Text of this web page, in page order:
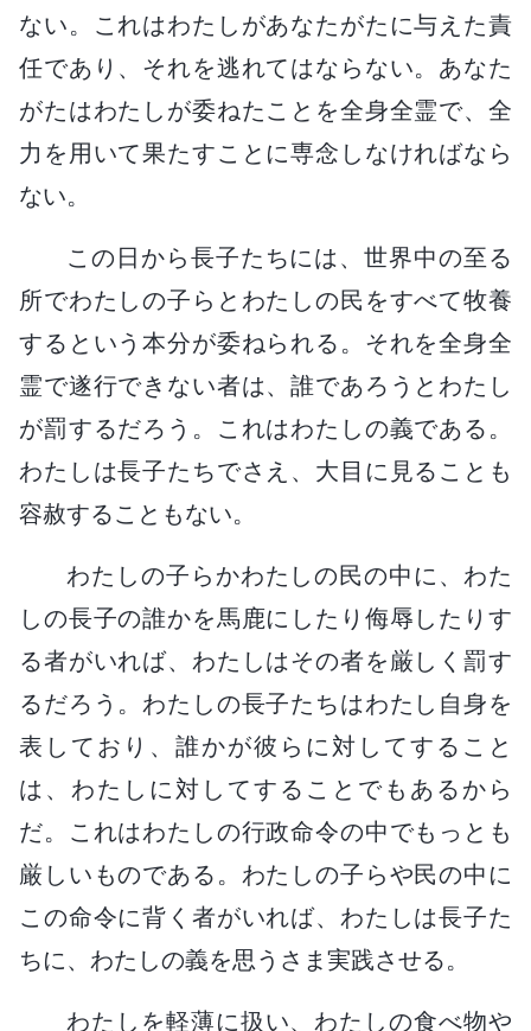
ない。これはわたしがあなたがたに与えた責
任であり、それを逃れてはならない。あなた
がたはわたしが委ねたことを全身全霊で、全
力を用いて果たすことに専念しなければなら
ない。
この日から長子たちには、世界中の至る
所でわたしの子らとわたしの民をすべて牧養
するという本分が委ねられる。それを全身全
霊で遂行できない者は、誰であろうとわたし
が罰するだろう。これはわたしの義である。
わたしは長子たちでさえ、大目に見ることも
容赦することもない。
わたしの子らかわたしの民の中に、わた
しの長子の誰かを馬鹿にしたり侮辱したりす
る者がいれば、わたしはその者を厳しく罰す
るだろう。わたしの長子たちはわたし自身を
表しており、誰かが彼らに対してすること
は、わたしに対してすることでもあるから
だ。これはわたしの行政命令の中でもっとも
厳しいものである。わたしの子らや民の中に
この命令に背く者がいれば、わたしは長子た
ちに、わたしの義を思うさま実践させる。
わたしを軽薄に扱い、わたしの食べ物や